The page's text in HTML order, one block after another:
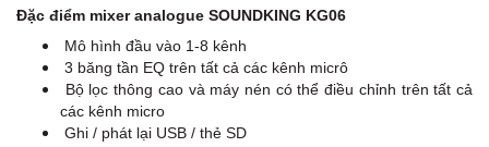
Đặc điểm mixer analogue SOUNDKING KG06
Mô hình đầu vào 1-8 kênh
3 băng tần EQ trên tất cả các kênh micrô
Bộ lọc thông cao và máy nén có thể điều chỉnh trên tất cả
các kênh micro
Ghi / phát lại USB / thẻ SD